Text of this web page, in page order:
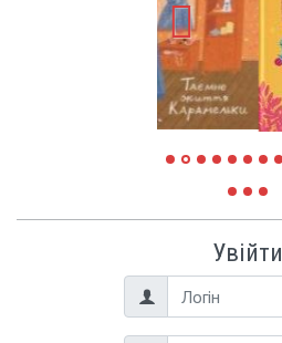
Увійти
Логін